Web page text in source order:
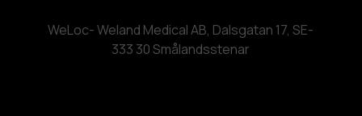
WeLoc- Weland Medical AB, Dalsgatan 17, SE-
333 30 Smålandsstenar